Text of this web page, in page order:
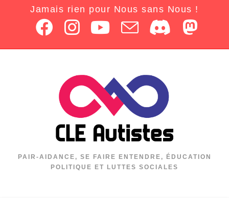
Jamais rien pour Nous sans Nous !
PAIR-AIDANCE, SE FAIRE ENTENDRE, ÉDUCATION
POLITIQUE ET LUTTES SOCIALES